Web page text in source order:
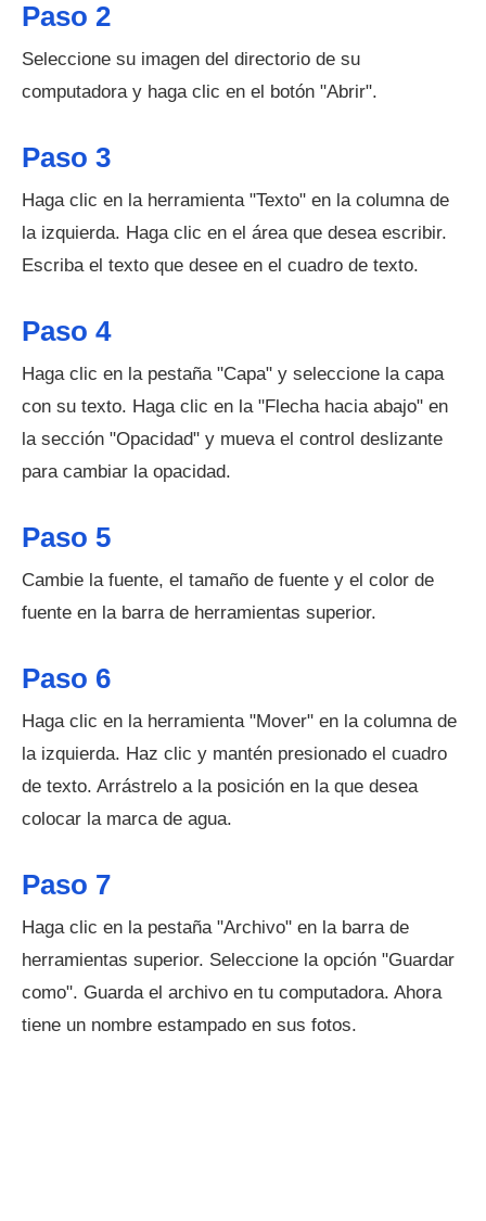
Paso 2
Seleccione su imagen del directorio de su
computadora y haga clic en el botón "Abrir".
Paso 3
Haga clic en la herramienta "Texto" en la columna de
la izquierda. Haga clic en el área que desea escribir.
Escriba el texto que desee en el cuadro de texto.
Paso 4
Haga clic en la pestaña "Capa" y seleccione la capa
con su texto. Haga clic en la "Flecha hacia abajo" en
la sección "Opacidad" y mueva el control deslizante
para cambiar la opacidad.
Paso 5
Cambie la fuente, el tamaño de fuente y el color de
fuente en la barra de herramientas superior.
Paso 6
Haga clic en la herramienta "Mover" en la columna de
la izquierda. Haz clic y mantén presionado el cuadro
de texto. Arrástrelo a la posición en la que desea
colocar la marca de agua.
Paso 7
Haga clic en la pestaña "Archivo" en la barra de
herramientas superior. Seleccione la opción "Guardar
como". Guarda el archivo en tu computadora. Ahora
tiene un nombre estampado en sus fotos.